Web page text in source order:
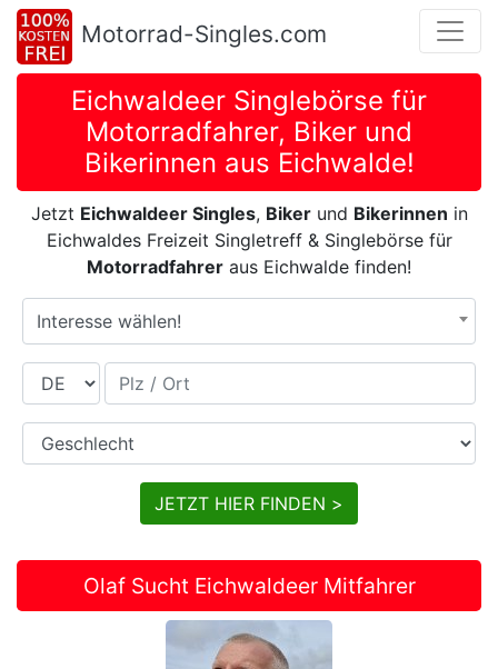
Motorrad-Singles.com
Eichwaldeer Singlebörse für
Motorradfahrer, Biker und
Bikerinnen aus Eichwalde!
Jetzt Eichwaldeer Singles, Bikerund Bikerinnen in
Eichwaldes Freizeit Singletreff & Singlebörse für
Motorradfahrer aus Eichwalde finden!
Interesse wählen!
Land Plz / Ort
Geschlecht
JETZT HIER FINDEN >
Olaf Sucht Eichwaldeer Mitfahrer